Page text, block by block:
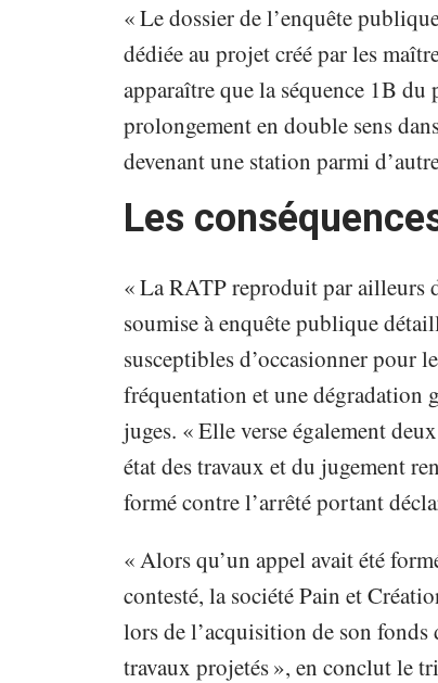
« Le dossier de l’enquête
dédiée au projet créé par les
apparaître que la séquence 1B
prolongement en double sens
devenant une station parmi
Les
« La RATP reproduit par ailleurs
soumise à enquête publique
susceptibles d’occasionner pour
fréquentation et une dégradation
juges. « Elle verse également
état des travaux et du jugement
formé contre l’arrêté portant
« Alors qu’un appel avait été
contesté, la société Pain et
lors de l’acquisition de son fonds
travaux projetés », en conclut le